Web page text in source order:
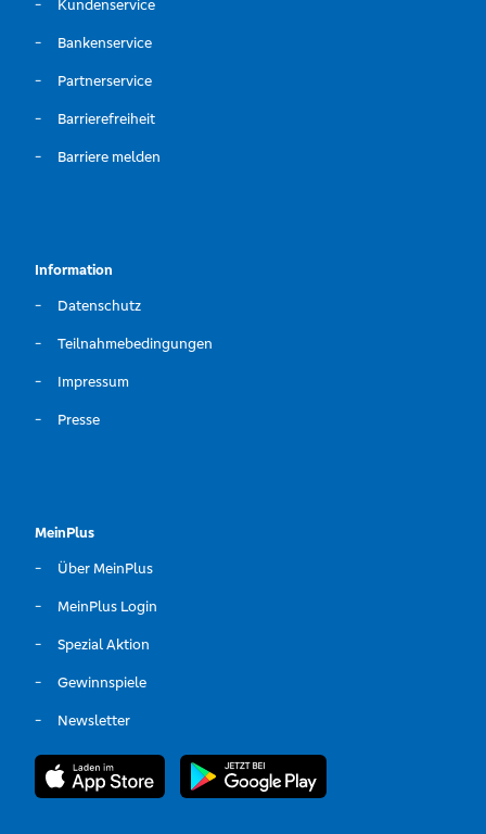
Kundenservice
Bankenservice
Partnerservice
Barrierefreiheit
Barriere melden
Information
Datenschutz
Teilnahmebedingungen
Impressum
Presse
MeinPlus
Über MeinPlus
MeinPlus Login
Spezial Aktion
Gewinnspiele
Newsletter